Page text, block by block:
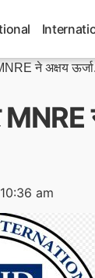
ने अक्षय
ने
am